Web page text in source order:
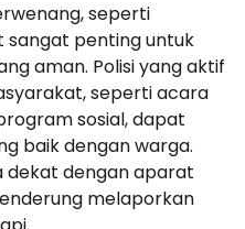
seperti
sangat penting untuk
aman. Polisi yang aktif
seperti acara
sosial, dapat
baik dengan warga.
dekat dengan aparat
melaporkan